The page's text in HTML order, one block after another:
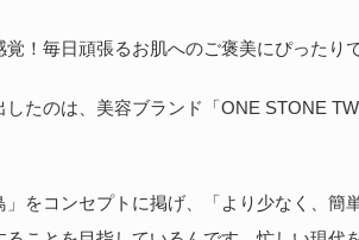
！毎日頑張るお肌へのご褒美にぴったり
たのは、美容ブランド「ONE STONE
をコンセプトに掲げ、「より少なく、簡